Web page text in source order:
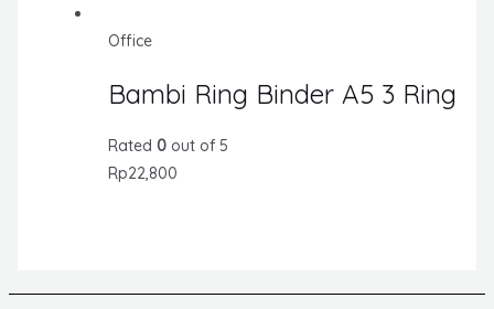
Office
Bambi Ring Binder A5 3 Ring
Rated 0out of 5
Rp22,800